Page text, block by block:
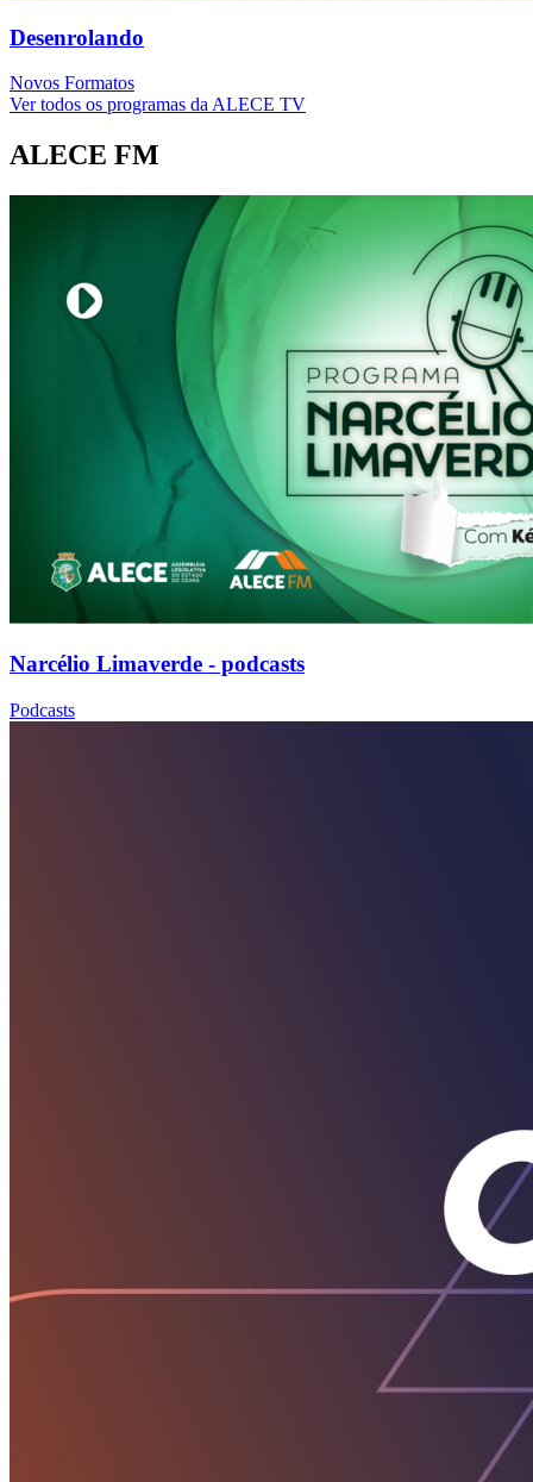
Desenrolando
Novos Formatos
Ver todos os programas da ALECE TV
ALECE FM
Narcélio Limaverde - podcasts
Podcasts